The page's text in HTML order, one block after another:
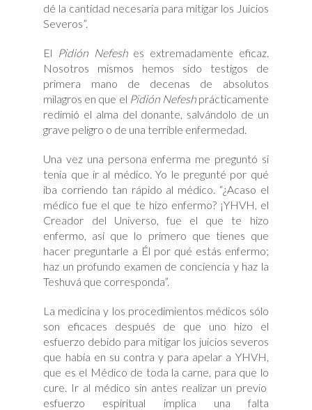
dé la cantidad necesaria para mitigar los Juicios
Severos”.
El Pidión Nefesh es extremadamente eficaz.
Nosotros mismos hemos sido testigos de
primera mano de decenas de absolutos
milagros en que el Pidión Nefesh prácticamente
redimió el alma del donante, salvándolo de un
grave peligro o de una terrible enfermedad.
Una vez una persona enferma me preguntó si
tenía que ir al médico. Yo le pregunté por qué
iba corriendo tan rápido al médico. “¿Acaso el
médico fue el que te hizo enfermo? ¡YHVH, el
Creador del Universo, fue el que te hizo
enfermo, así que lo primero que tienes que
hacer preguntarle a Él por qué estás enfermo;
haz un profundo examen de conciencia y haz la
Teshuvá que corresponda”.
La medicina y los procedimientos médicos sólo
son eficaces después de que uno hizo el
esfuerzo debido para mitigar los juicios severos
que había en su contra y para apelar a YHVH,
que es el Médico de toda la carne, para que lo
cure. Ir al médico sin antes realizar un previo
esfuerzo espiritual implica una falta